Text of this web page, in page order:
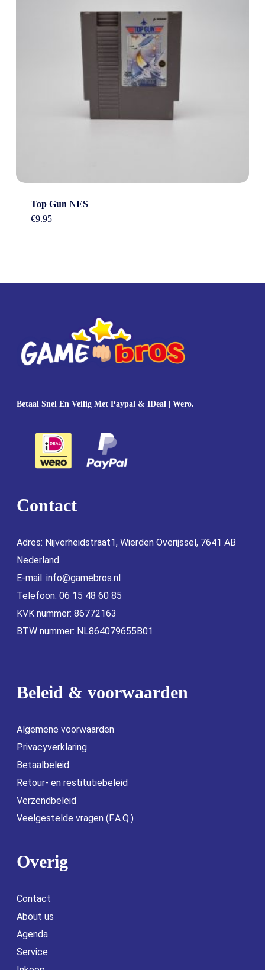
Top Gun NES
€9.95
Betaal Snel En Veilig Met Paypal & IDeal | Wero.
Contact
Adres: Nijverheidstraat1, Wierden Overijssel, 7641 AB
Nederland
E-mail: info@gamebros.nl
Telefoon: 06 15 48 60 85
KVK nummer: 86772163
BTW nummer: NL864079655B01
Beleid & voorwaarden
Algemene voorwaarden
Privacyverklaring
Betaalbeleid
Retour- en restitutiebeleid
Verzendbeleid
Veelgestelde vragen (F.A.Q.)
Overig
Contact
About us
Agenda
Service